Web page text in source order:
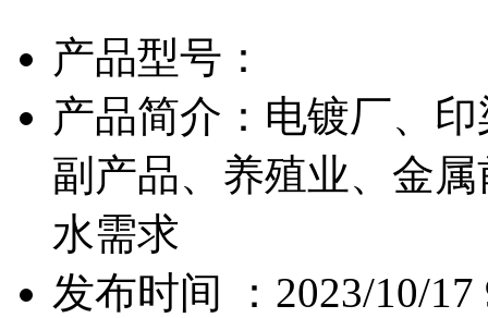
产品型号：
产品简介：电镀厂、
副产品、养殖业、金
水需求
发布时间 ：2023/10/17